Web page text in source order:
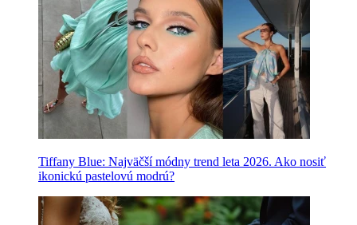
Tiffany Blue: Najväčší módny trend leta 2026. Ako nosiť
ikonickú pastelovú modrú?